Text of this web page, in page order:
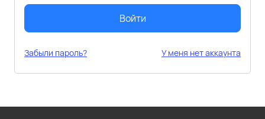
Войти
Забыли пароль? У меня нет аккаунта